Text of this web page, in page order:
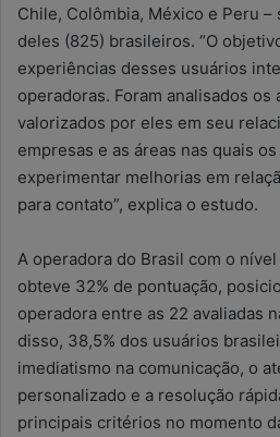
Chile, Colômbia, México e Peru
deles (825) brasileiros. “O
experiências desses usuários
operadoras. Foram analisados os
valorizados por eles em seu
empresas e as áreas nas quais
experimentar melhorias em
para contato”, explica o estudo.
A operadora do Brasil com o
obteve 32% de pontuação,
operadora entre as 22 avaliadas
disso, 38,5% dos usuários
imediatismo na comunicação, o
personalizado e a resolução
principais critérios no momento